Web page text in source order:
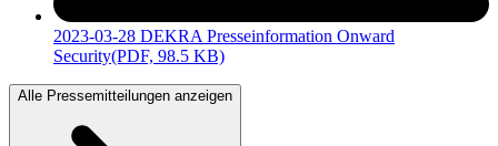
2023-03-28 DEKRA Presseinformation Onward
Security(PDF, 98.5 KB)
Alle Pressemitteilungen anzeigen